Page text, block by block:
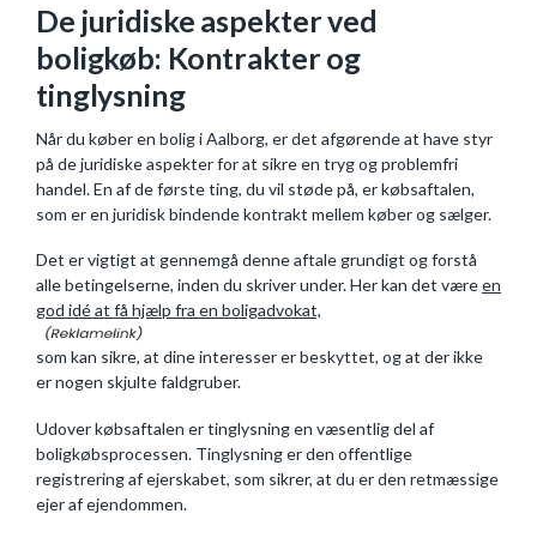
De juridiske aspekter ved
boligkøb: Kontrakter og
tinglysning
Når du køber en bolig i Aalborg, er det afgørende at have styr
på de juridiske aspekter for at sikre en tryg og problemfri
handel. En af de første ting, du vil støde på, er købsaftalen,
som er en juridisk bindende kontrakt mellem køber og sælger.
Det er vigtigt at gennemgå denne aftale grundigt og forstå
alle betingelserne, inden du skriver under. Her kan det væreen
god idé at få hjælp fra en boligadvokat,
som kan sikre, at dine interesser er beskyttet, og at der ikke
er nogen skjulte faldgruber.
Udover købsaftalen er tinglysning en væsentlig del af
boligkøbsprocessen. Tinglysning er den offentlige
registrering af ejerskabet, som sikrer, at du er den retmæssige
ejer af ejendommen.